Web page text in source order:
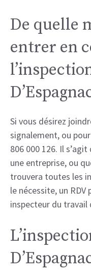
De quelle
entrer en
Si vous désirez
signalement, ou
806 000 126. Il
une entreprise, ou
trouvera toutes les
le nécessite, un RDV
inspecteur du